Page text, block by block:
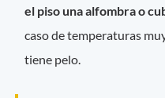
el piso una alfombra o
caso de temperaturas
tiene pelo. ​